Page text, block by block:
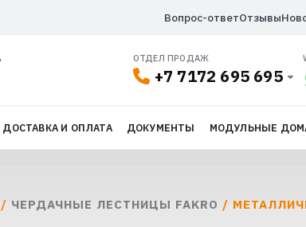
Вопрос-ответОтзывы
ОТДЕЛ ПРОДАЖ
+7 7172 695 695
ДОСТАВКА И ОПЛАТА ДОКУМЕНТЫ МОДУЛЬНЫЕ
/ ЧЕРДАЧНЫЕ ЛЕСТНИЦЫ FAKRO /